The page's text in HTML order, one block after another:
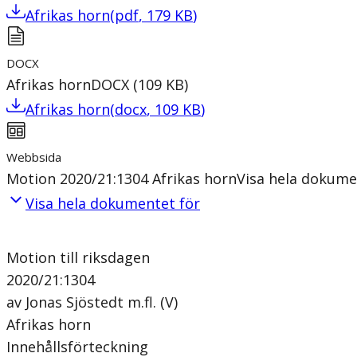
Afrikas horn(pdf, 179 KB)
DOCX
Afrikas hornDOCX (109 KB)
Afrikas horn(docx, 109 KB)
Webbsida
Motion 2020/21:1304 Afrikas hornVisa hela
Visa hela dokumentet för
Motion till riksdagen
2020/21:1304
av Jonas Sjöstedt m.fl. (V)
Afrikas horn
Innehållsförteckning